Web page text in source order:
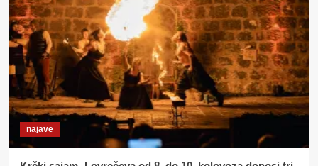
najave